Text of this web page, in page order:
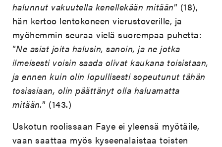
halunnut vakuutella kenellekään mitään” (18),
hän kertoo lentokoneen vierustoverille, ja
myöhemmin seuraa vielä suorempaa puhetta:
”Ne asiat joita halusin, sanoin, ja ne jotka
ilmeisesti voisin saada olivat kaukana toisistaan,
ja ennen kuin olin lopullisesti sopeutunut tähän
tosiasiaan, olin päättänyt olla haluamatta
mitään.” (143.)
Uskotun roolissaan Faye ei yleensä myötäile,
vaan saattaa myös kyseenalaistaa toisten